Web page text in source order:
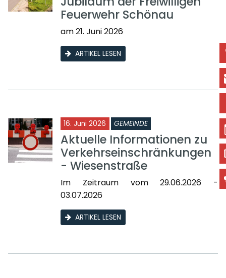
Feuerwehr Schönau
am 21. Juni 2026
ARTIKEL LESEN
16. Juni 2026 GEMEINDE
Aktuelle Informationen zu
Verkehrseinschränkungen
- Wiesenstraße
Im Zeitraum vom 29.06.2026 -
03.07.2026
ARTIKEL LESEN